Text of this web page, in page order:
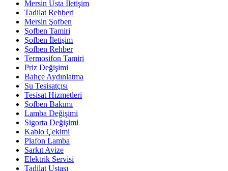
Mersin Usta İletişim
Tadilat Rehberi
Mersin Şofben
Şofben Tamiri
Şofben İletişim
Şofben Rehber
Termosifon Tamiri
Priz Değişimi
Bahçe Aydınlatma
Su Tesisatçısı
Tesisat Hizmetleri
Şofben Bakımı
Lamba Değişimi
Sigorta Değişimi
Kablo Çekimi
Plafon Lamba
Sarkıt Avize
Elektrik Servisi
Tadilat Ustası